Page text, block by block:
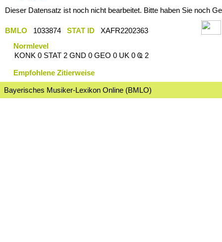
Dieser Datensatz ist noch nicht bearbeitet. Bitte haben Sie noch
BMLO 1033874 STAT ID
XAFR2202363
Normlevel
KONK 0 STAT 2 GND 0 GEO 0 UK 0 Ҩ 2
Empfohlene Zitierweise
Bayerisches Musiker-Lexikon Online (BMLO)